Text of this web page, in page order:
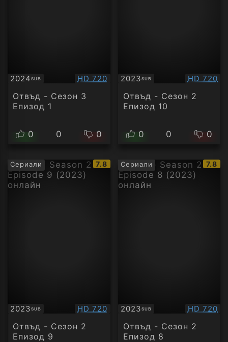
2024SUB
Субтитри Качество:
HD 720
Отвъд - Сезон 3
Епизод 1
0 0 0
2023SUB
Субтитри HD 720
Отвъд - Сезон 2
Епизод 10
0 0 0
Сериали
IMDb
рейтинг:
7.8
2023SUB
Субтитри Качество:
HD 720
Отвъд - Сезон 2
Епизод 9
Сериали
IMDb
7.8
2023SUB
Субтитри HD 720
Отвъд - Сезон 2
Епизод 8